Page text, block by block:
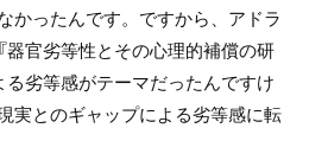
かったんです。ですから、アドラ
器官劣等性とその心理的補償の研
る劣等感がテーマだったんですけ
実とのギャップによる劣等感に転